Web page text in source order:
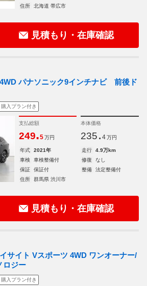
住所
北海道 帯広市
見積もり・在庫確認
パナソニック9インチナビ 前後ド
購入プラン付き
支払総額
249.5 万円
本体価格
235. 4 万円
年式 2021年 走行
4.9万km
車検
車検整備付 修復
なし
保証
保証付 整備
法定整備付
住所
群馬県 渋川市
見積もり・在庫確認
サイト Vスポーツ 4WD ワンオーナー/
ロジー
購入プラン付き